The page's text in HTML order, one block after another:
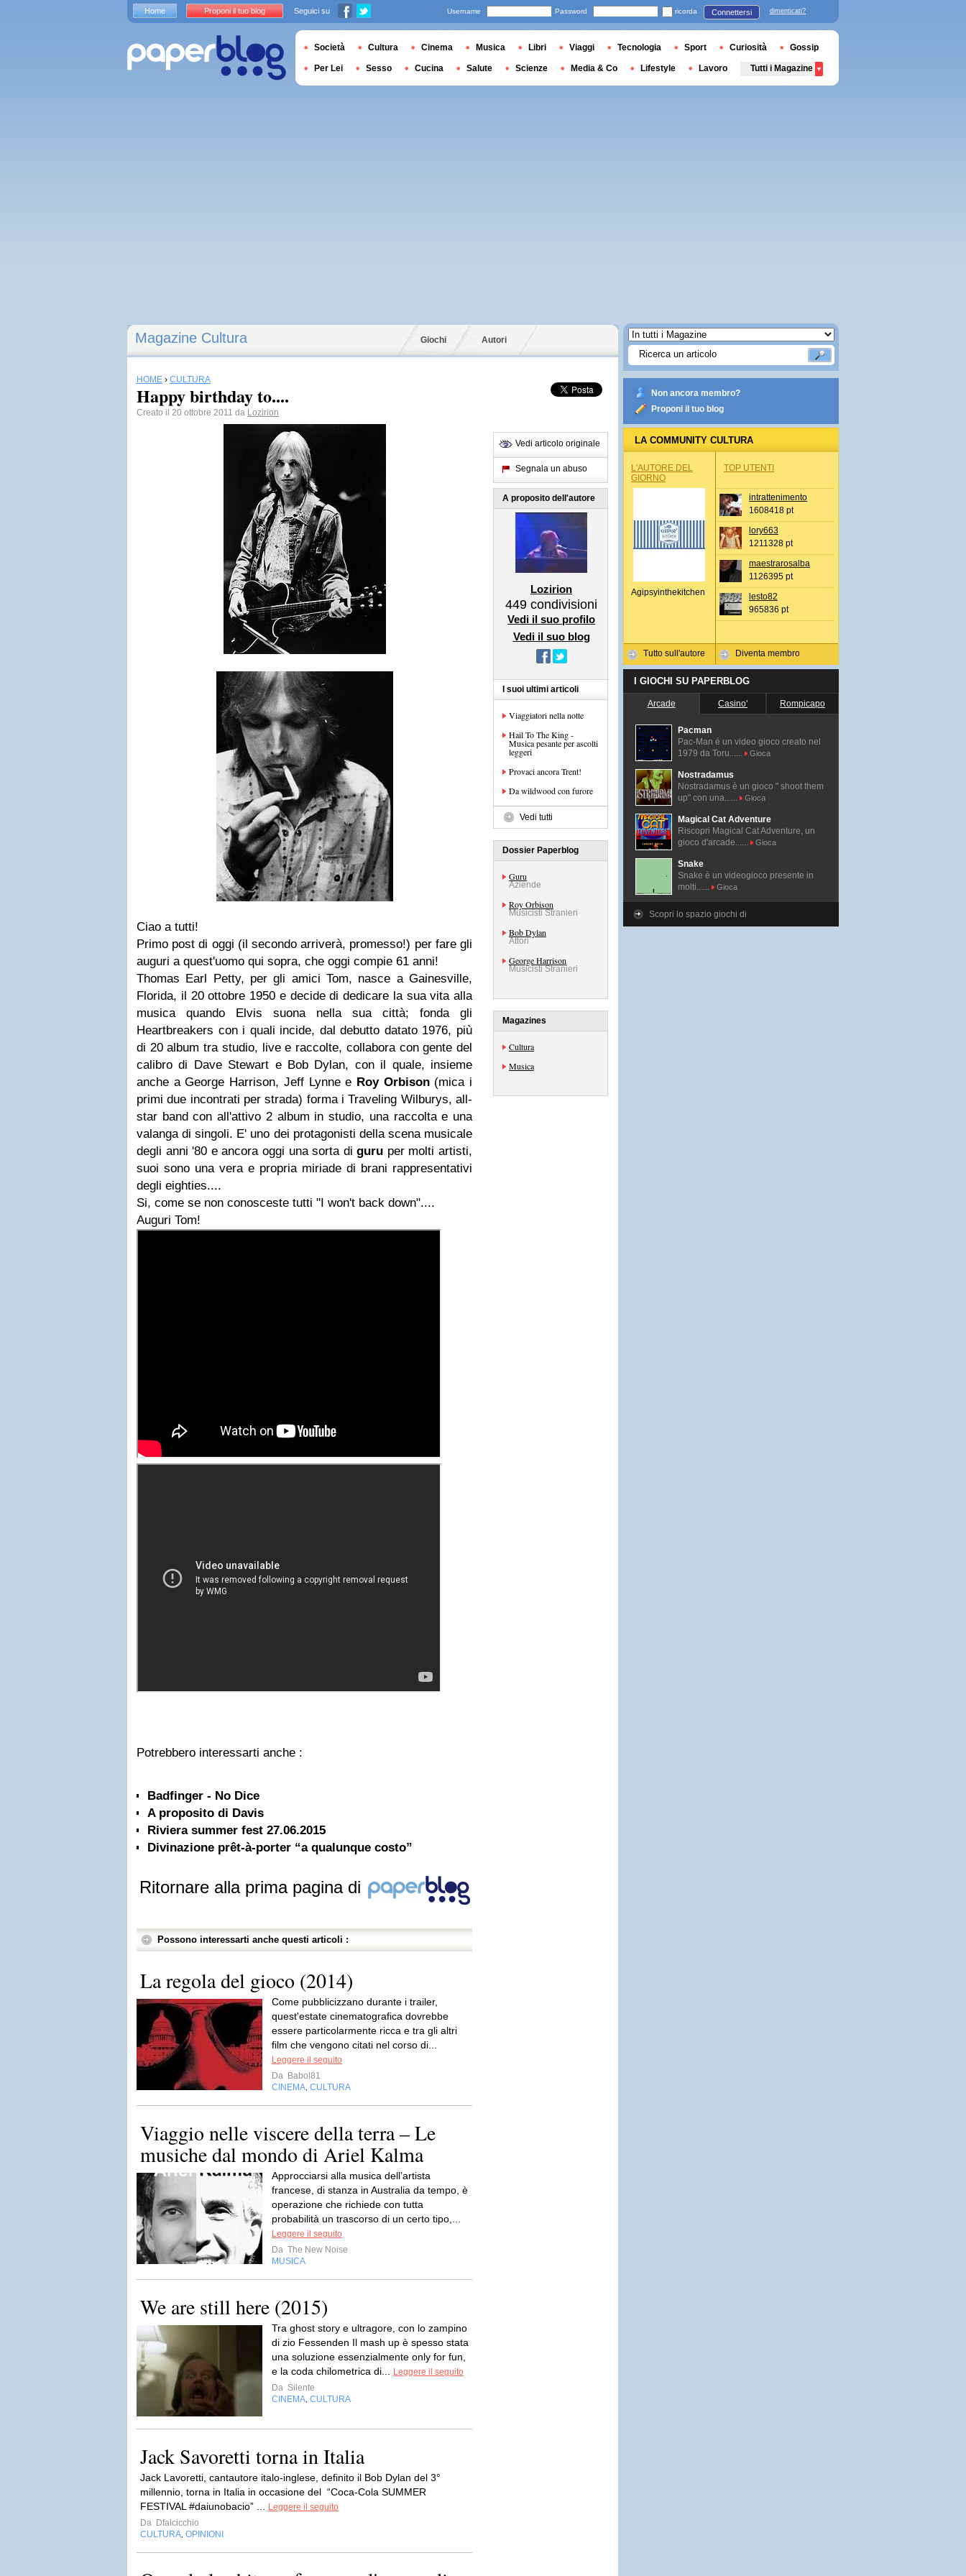
Magazine Cultura Giochi Autori
HOME › CULTURA
Happy birthday to....
Creato il 20 ottobre 2011 da Lozirion
Ciao a tutti!
Primo post di oggi (il secondo arriverà, promesso!) per fare gli
auguri a quest'uomo qui sopra, che oggi compie 61 anni!
Thomas Earl Petty, per gli amici Tom, nasce a Gainesville,
Florida, il 20 ottobre 1950 e decide di dedicare la sua vita alla
musica quando Elvis suona nella sua città; fonda gli
Heartbreakers con i quali incide, dal debutto datato 1976, più
di 20 album tra studio, live e raccolte, collabora con gente del
calibro di Dave Stewart e Bob Dylan, con il quale, insieme
anche a George Harrison, Jeff Lynne e Roy Orbison(mica i
primi due incontrati per strada) forma i Traveling Wilburys, all-
star band con all'attivo 2 album in studio, una raccolta e una
valanga di singoli. E' uno dei protagonisti della scena musicale
degli anni '80 e ancora oggi una sorta diguru per molti artisti,
suoi sono una vera e propria miriade di brani rappresentativi
degli eighties....
Si, come se non conosceste tutti "I won't back down"....
Auguri Tom!
Potrebbero interessarti anche :
Badfinger - No Dice
A proposito di Davis
Riviera summer fest 27.06.2015
Divinazione prêt-à-porter “a qualunque costo”
Ritornare alla prima pagina di
Possono interessarti anche questi articoli :
La regola del gioco (2014)
Come pubblicizzano durante i trailer,
quest'estate cinematografica dovrebbe
essere particolarmente ricca e tra gli altri
film che vengono citati nel corso di...
Leggere il seguito
Da Babol81
CINEMA CULTURA
Viaggio nelle viscere della terra – Le
musiche dal mondo di Ariel Kalma
Approcciarsi alla musica dell’artista
francese, di stanza in Australia da tempo, è
operazione che richiede con tutta
probabilità un trascorso di un certo tipo,...
Leggere il seguito
Da The New Noise
MUSICA
We are still here (2015)
Tra ghost story e ultragore, con lo zampino
di zio Fessenden Il mash up è spesso stata
una soluzione essenzialmente only for fun,
e la coda chilometrica di...
Leggere il seguito
Da Silente
CINEMA CULTURA
Jack Savoretti torna in Italia
Jack Lavoretti, cantautore italo-inglese, definito il Bob Dylan del 3°
millennio, torna in Italia in occasione del “Coca-Cola SUMMER
FESTIVAL #daiunobacio” ...
Leggere il seguito
Da Dfalcicchio
CULTURA OPINIONI
Vedi articolo originale
Segnala un abuso
A proposito dell'autore
Lozirion
449 condivisioni
Vedi il suo profilo
Vedi il suo blog
I suoi ultimi articoli
Viaggiatori nella notte
Hail To The King -
Musica pesante per ascolti
leggeri
Provaci ancora Trent!
Da wildwood con furore
Vedi tutti
Dossier Paperblog
Guru
Aziende
Roy Orbison
Musicisti Stranieri
Bob Dylan
Attori
George Harrison
Musicisti Stranieri
Magazines
Cultura
Musica
Non ancora membro?
Proponi il tuo blog
LA COMMUNITY CULTURA
L'AUTORE DEL
GIORNO
Agipsyinthekitchen
Tutto sull'autore
TOP UTENTI
intrattenimento
1608418 pt
lory663
1211328 pt
maestrarosalba
1126395 pt
lesto82
965836 pt
Diventa membro
I GIOCHI SU PAPERBLOG
Arcade Casino' Rompicapo
Pacman
Pac-Man é un video gioco creato nel
1979 da Toru......
Gioca
Nostradamus
Nostradamus è un gioco " shoot them
up" con una......
Gioca
Magical Cat Adventure
Riscopri Magical Cat Adventure, un
gioco d'arcade......
Gioca
Snake
Snake è un videogioco presente in
molti......
Gioca
Scopri lo spazio giochi di
Home Proponi il tuo blog Seguici su Username Password ricorda Connettersi dimenticati?
Società Cultura Cinema Musica Libri Viaggi Tecnologia Sport Curiosità Gossip
Per Lei Sesso Cucina Salute Scienze Media & Co Lifestyle Lavoro Tutti i Magazine